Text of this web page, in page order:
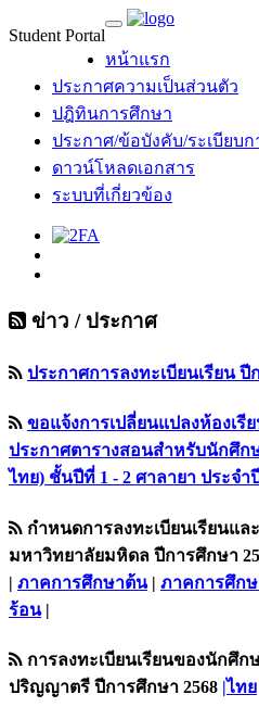
Student Portal
หน้าแรก
ประกาศความเป็นส่วนตัว
ปฎิทินการศึกษา
ประกาศ/ข้อบังคับ/ระเบียบก
ดาวน์โหลดเอกสาร
ระบบที่เกี่ยวข้อง
ข่าว / ประกาศ
ประกาศการลงทะเบียนเรียน ปี
ขอแจ้งการเปลี่ยนแปลงห้องเรี
ประกาศตารางสอนสำหรับนักศึ
ไทย) ชั้นปีที่ 1 - 2 ศาลายา ประจำ
กำหนดการลงทะเบียนเรียนแล
มหาวิทยาลัยมหิดล ปีการศึกษา
| ภาคการศึกษาต้น| ภาคการศึก
ร้อน|
การลงทะเบียนเรียนของนักศึ
ปริญญาตรี ปีการศึกษา 2568 |ไทย